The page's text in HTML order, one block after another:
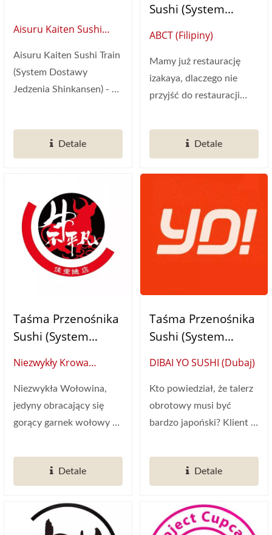
Aisuru Kaiten Sushi
Aisuru Kaiten Sushi Train
(System Dostawy
Jedzenia Shinkansen) - To
Detale
Sushi (System
ABCT (Filipiny)
Mamy już restaurację
izakaya, dlaczego nie
przyjść do restauracji
automatyczną...
Detale
Taśma Przenośnika
Sushi (System
Dostawy Żywności)
Niezwykły Krowa
Niezwykła Wołowina,
jedyny obracający się
gorący garnek wołowy w
Detale
Taśma Przenośnika
Sushi (System
Dostawy Żywności)
DIBAI YO SUSHI (Dubaj)
Kto powiedział, że talerz
obrotowy musi być
bardzo japoński? Klient z
Detale